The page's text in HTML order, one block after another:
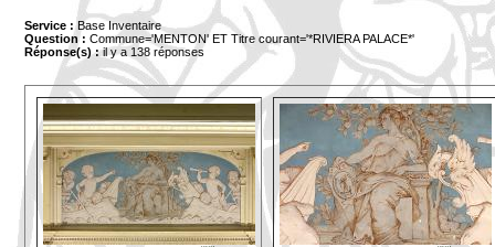
Service : Base Inventaire
Question : Commune='MENTON' ET Titre courant='*RIVIERA PALACE*'
Réponse(s) :il y a 138 réponses